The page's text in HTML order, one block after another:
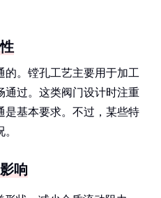
的。镗孔工艺主要用于加工
通过。这类阀门设计时注重
是基本要求。不过，某些特
响